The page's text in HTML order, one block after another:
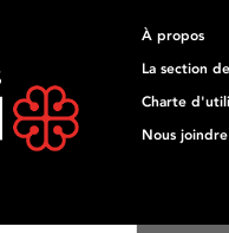
À propos
La section
Charte
Nous joindre